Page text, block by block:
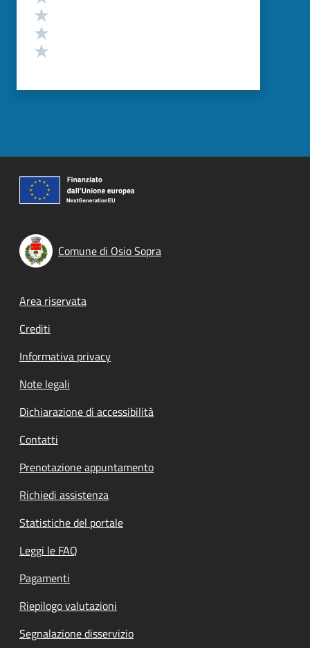
Comune di Osio Sopra
Footer menu
Area riservata
Crediti
Informativa privacy
Note legali
Dichiarazione di accessibilità
Contatti
Prenotazione appuntamento
Richiedi assistenza
Statistiche del portale
Leggi le FAQ
Pagamenti
Riepilogo valutazioni
Segnalazione disservizio